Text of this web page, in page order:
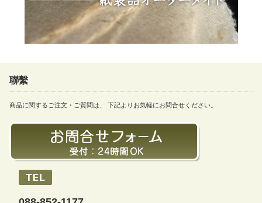
聯繫
商品に関するご注文・ご質問は、 下記よりお気軽にお問合せください。